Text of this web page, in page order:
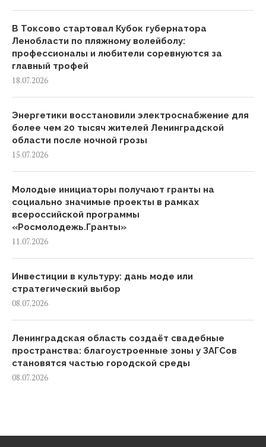
В Токсово стартовал Кубок губернатора
Ленобласти по пляжному волейболу:
профессионалы и любители соревнуются за
главный трофей
18.07.2026
Энергетики восстановили электроснабжение для
более чем 20 тысяч жителей Ленинградской
области после ночной грозы
15.07.2026
Молодые инициаторы получают гранты на
социально значимые проекты в рамках
всероссийской программы
«Росмолодежь.Гранты»
11.07.2026
Инвестиции в культуру: дань моде или
стратегический выбор
08.07.2026
Ленинградская область создаёт свадебные
пространства: благоустроенные зоны у ЗАГСов
становятся частью городской среды
08.07.2026